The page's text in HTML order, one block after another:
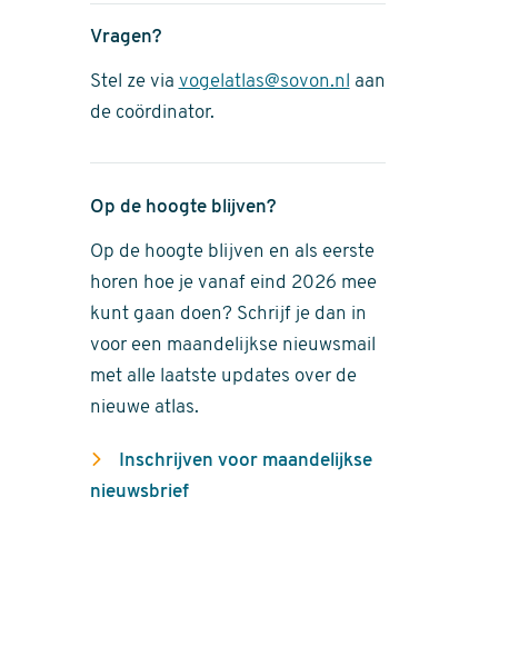
Vragen?
Stel ze via vogelatlas@sovon.nl
aan
de coördinator.
Op de hoogte blijven?
Op de hoogte blijven en als eerste
horen hoe je vanaf eind 2026 mee
kunt gaan doen? Schrijf je dan in
voor een maandelijkse nieuwsmail
met alle laatste updates over de
nieuwe atlas.
Inschrijven voor maandelijkse
nieuwsbrief